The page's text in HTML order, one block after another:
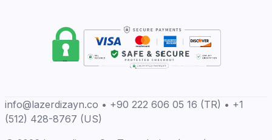
info@lazerdizayn.co • +90 222 606 05 16 (TR) • +1
(512) 428-8767 (US)